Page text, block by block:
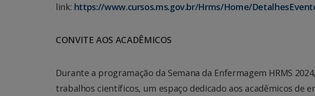
link: https://www.cursos.ms.gov.br/Hrms/Home/
CONVITE AOS ACADÊMICOS
Durante a programação da Semana da Enfermagem HRMS
trabalhos científicos, um espaço dedicado aos acadêmicos de